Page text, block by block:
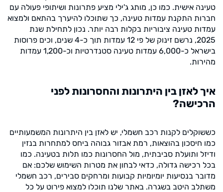
טעינה אישית. כמו כן, מותג ג'ילי מציע פתרונות ושיתופי פעולה עם
חברות התקנת עמדות טעינה, כך שתוכלו להיערך בהתאם ולמצוא
עמדות טעינה ציבוריות בקלות רבה יותר. נכון לתחילת שנת
2025, נרשם זינוק של פי 12 עמדות תוך כ-4 שנים, וכים פרוסות
בישראל כ-6,000 עמדות טעינה סטנדרטיות וכ-1,200 עמדות
מהירות.
איך לאזן בין היתרונות והחסרונות לפני
הרכישה?
כששוקלים לקנות רכב חשמלי, יש לאזן בין היתרונות המשמעותיים
כמו חיסכון בהוצאות, רמת אבזור גבוהה ביחס למתחרות בנזין
ודיזל ותועלת סביבתית, מול החסרונות כמו תלות בטעינה. כמו
בכל רכישה גדולה, כדאי לבחון את מטרות השימוש שלכם: אם
מדובר בנסיעות יומיומיות קבועות ומרחקים סבירים, רכב חשמלי
משתלב היטב בשגרה. באתר שלנו תוכלו למצוא פירוט על כל